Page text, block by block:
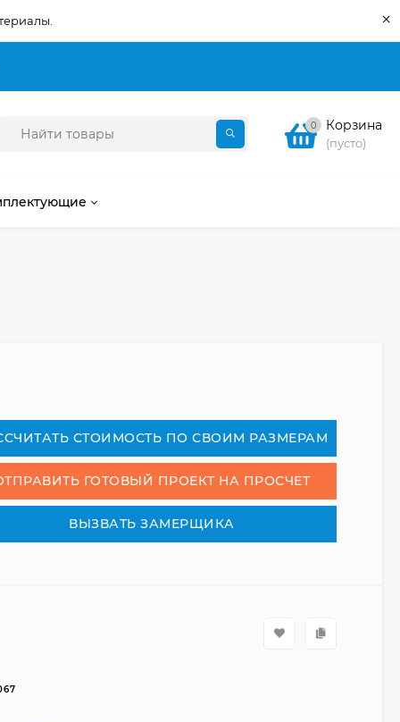
×
0 Корзина
(пусто)
СТОИМОСТЬ ПО СВОИМ РАЗМЕРАМ
ГОТОВЫЙ ПРОЕКТ НА ПРОСЧЕТ
ВЫЗВАТЬ ЗАМЕРЩИКА